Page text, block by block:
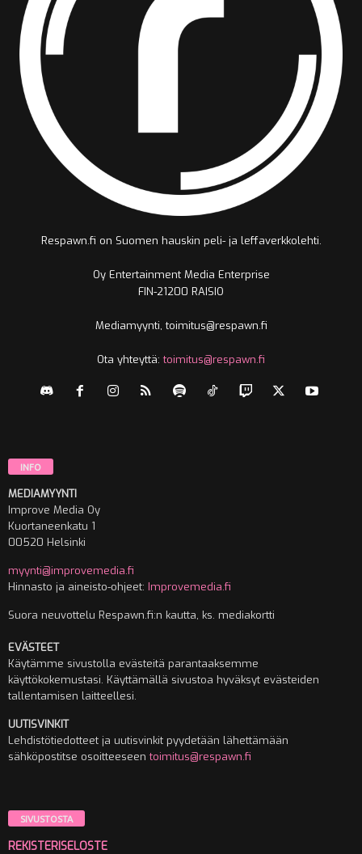
Respawn.fi on Suomen hauskin peli- ja leffaverkkolehti.
Oy Entertainment Media Enterprise
FIN-21200 RAISIO
Mediamyynti, toimitus@respawn.fi
Ota yhteyttä:toimitus@respawn.fi
INFO
MEDIAMYYNTI
Improve Media Oy
Kuortaneenkatu 1
00520 Helsinki
myynti@improvemedia.fi
Hinnasto ja aineisto-ohjeet: Improvemedia.fi
Suora neuvottelu Respawn.fi:n kautta, ks. mediakortti
EVÄSTEET
Käytämme sivustolla evästeitä parantaaksemme
käyttökokemustasi. Käyttämällä sivustoa hyväksyt evästeiden
tallentamisen laitteellesi.
UUTISVINKIT
Lehdistötiedotteet ja uutisvinkit pyydetään lähettämään
sähköpostitse osoitteeseentoimitus@respawn.fi
SIVUSTOSTA
REKISTERISELOSTE